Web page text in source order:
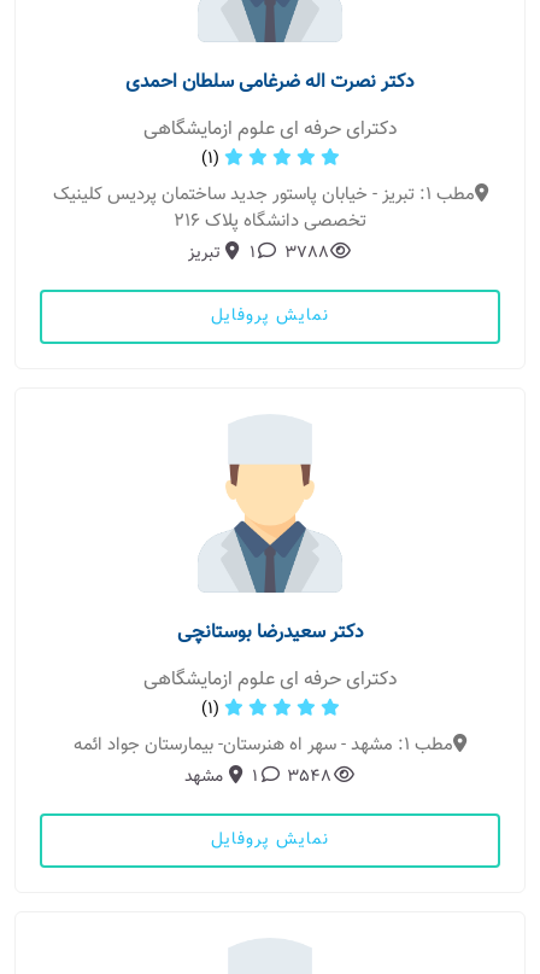
دکتر نصرت اله ضرغامی سلطان احمدی
دکترای حرفه ای علوم ازمایشگاهی
(1)
مطب 1: تبریز - خیابان پاستور جدید ساختمان پردیس کلینیک
تخصصی دانشگاه پلاک 216
3788
1 تبریز
نمایش پروفایل
دکتر سعیدرضا بوستانچی
دکترای حرفه ای علوم ازمایشگاهی
(1)
مطب 1: مشهد - سهر اه هنرستان- بیمارستان جواد ائمه
3548
1 مشهد
نمایش پروفایل